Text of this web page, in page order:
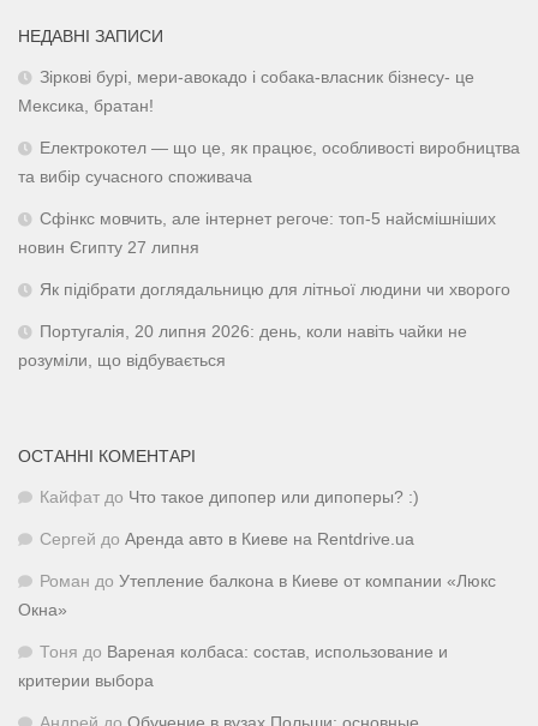
НЕДАВНІ ЗАПИСИ
Зіркові бурі, мери-авокадо і собака-власник бізнесу- це
Мексика, братан!
Електрокотел — що це, як працює, особливості виробництва
та вибір сучасного споживача
Сфінкс мовчить, але інтернет регоче: топ-5 найсмішніших
новин Єгипту 27 липня
Як підібрати доглядальницю для літньої людини чи хворого
Португалія, 20 липня 2026: день, коли навіть чайки не
розуміли, що відбувається
ОСТАННІ КОМЕНТАРІ
Кайфат до Что такое дипопер или дипоперы? :)
Сергей до Аренда авто в Киеве на Rentdrive.ua
Роман до Утепление балкона в Киеве от компании «Люкс
Окна»
Тоня до Вареная колбаса: состав, использование и
критерии выбора